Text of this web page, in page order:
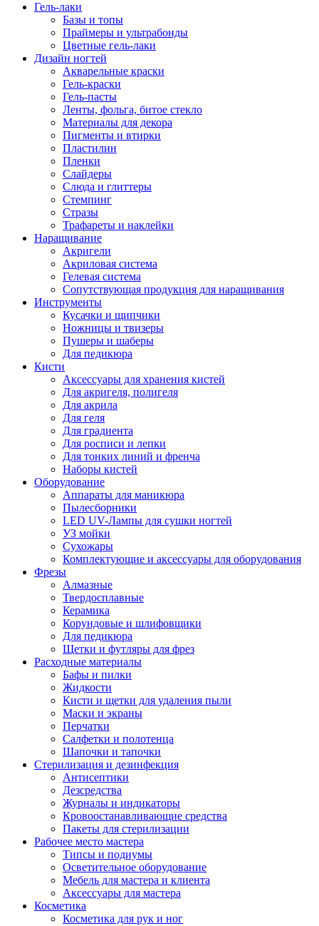
Гель-лаки
Базы и топы
Праймеры и ультрабонды
Цветные гель-лаки
Дизайн ногтей
Акварельные краски
Гель-краски
Гель-пасты
Ленты, фольга, битое стекло
Материалы для декора
Пигменты и втирки
Пластилин
Пленки
Слайдеры
Слюда и глиттеры
Стемпинг
Стразы
Трафареты и наклейки
Наращивание
Акригели
Акриловая система
Гелевая система
Сопутствующая продукция для наращивания
Инструменты
Кусачки и щипчики
Ножницы и твизеры
Пушеры и шаберы
Для педикюра
Кисти
Аксессуары для хранения кистей
Для акригеля, полигеля
Для акрила
Для геля
Для градиента
Для росписи и лепки
Для тонких линий и френча
Наборы кистей
Оборудование
Аппараты для маникюра
Пылесборники
LED UV-Лампы для сушки ногтей
УЗ мойки
Сухожары
Комплектующие и аксессуары для оборудования
Фрезы
Алмазные
Твердосплавные
Керамика
Корундовые и шлифовщики
Для педикюра
Щетки и футляры для фрез
Расходные материалы
Бафы и пилки
Жидкости
Кисти и щетки для удаления пыли
Маски и экраны
Перчатки
Салфетки и полотенца
Шапочки и тапочки
Стерилизация и дезинфекция
Антисептики
Дезсредства
Журналы и индикаторы
Кровоостанавливающие средства
Пакеты для стерилизации
Рабочее место мастера
Типсы и подиумы
Осветительное оборудование
Мебель для мастера и клиента
Аксессуары для мастера
Косметика
Косметика для рук и ног